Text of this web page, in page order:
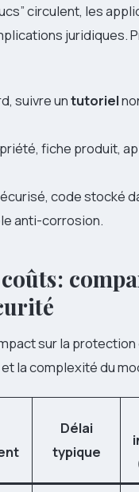
circulent, les
juridiques.
suivre untutoriel
fiche produit,
code stocké
anti-corrosion.
:
sur la
la complexité du
Délai
typique